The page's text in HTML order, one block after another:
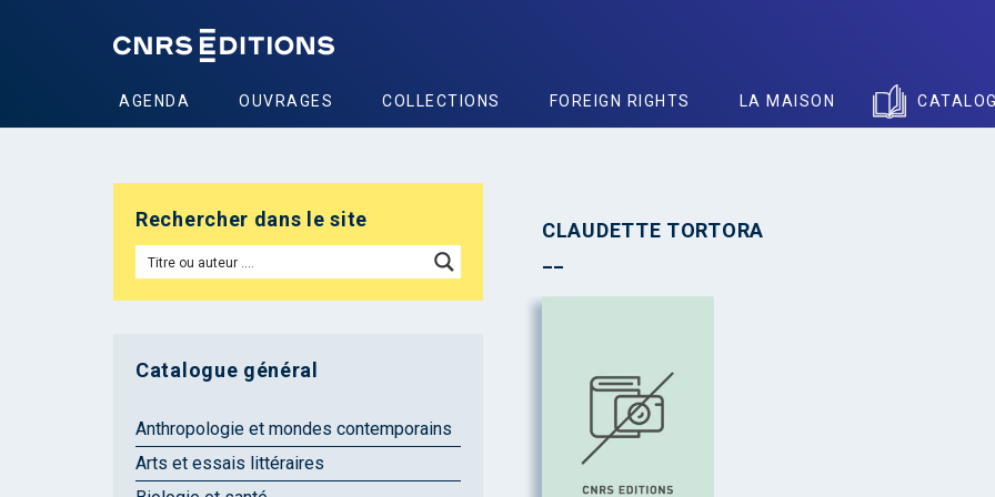
AGENDA OUVRAGES COLLECTIONS FOREIGN RIGHTS LA MAISON
CLAUDETTE TORTORA
Rechercher dans le site
Catalogue général
Anthropologie et mondes contemporains
Arts et essais littéraires